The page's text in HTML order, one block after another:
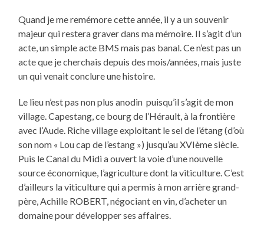
Quand je me remémore cette année, il y a un souvenir
majeur qui restera graver dans ma mémoire. Il s’agit d’un
acte, un simple acte BMS mais pas banal. Ce n’est pas un
acte que je cherchais depuis des mois/années, mais juste
un qui venait conclure une histoire.
Le lieu n’est pas non plus anodin puisqu’il s’agit de mon
village. Capestang, ce bourg de l’Hérault, à la frontière
avec l’Aude. Riche village exploitant le sel de l’étang (d’où
son nom « Lou cap de l’estang ») jusqu’au XVIème siècle.
Puis le Canal du Midi a ouvert la voie d’une nouvelle
source économique, l’agriculture dont la viticulture. C’est
d’ailleurs la viticulture qui a permis à mon arrière grand-
père, Achille ROBERT, négociant en vin, d’acheter un
domaine pour développer ses affaires.